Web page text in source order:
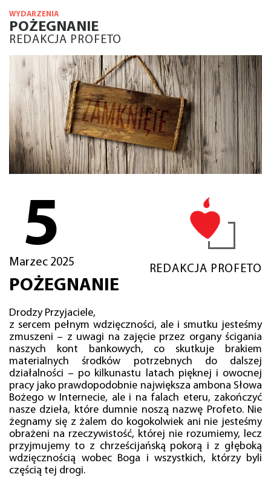
WYDARZENIA
POŻEGNANIE
REDAKCJA PROFETO
5
Marzec 2025
REDAKCJA PROFETO
POŻEGNANIE
Drodzy Przyjaciele,
z sercem pełnym wdzięczności, ale i smutku jesteśmy
zmuszeni – z uwagi na zajęcie przez organy ścigania
naszych kont bankowych, co skutkuje brakiem
materialnych środków potrzebnych do dalszej
działalności – po kilkunastu latach pięknej i owocnej
pracy jako prawdopodobnie największa ambona Słowa
Bożego w Internecie, ale i na falach eteru, zakończyć
nasze dzieła, które dumnie noszą nazwę Profeto. Nie
żegnamy się z żalem do kogokolwiek ani nie jesteśmy
obrażeni na rzeczywistość, której nie rozumiemy, lecz
przyjmujemy to z chrześcijańską pokorą i z głęboką
wdzięcznością wobec Boga i wszystkich, którzy byli
częścią tej drogi.